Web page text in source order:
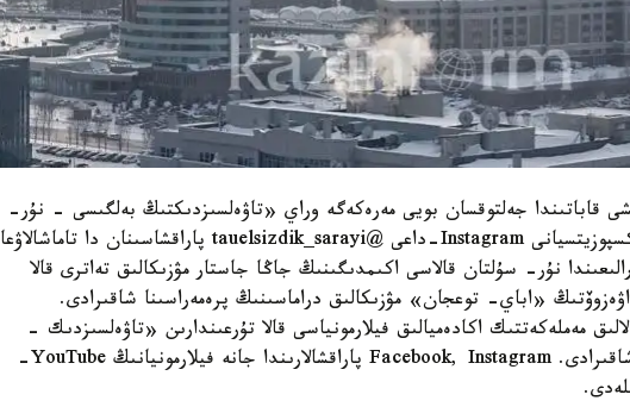
قاباتىندا جەلتوقسان بويى مەرەكەگە وراي «تاۋەلسىزدىكتىڭ بەلگىسى - نۇر-
سۇلتان» كورمەسى اشىلدى. ەكسپوزيتسيانى Instagram-داعى @tauelsizdik_sarayi پاراقشاسىنان دا تاماشالاۋعا
ارالىعىندا نۇر- سۇلتان قالاسى اكىمدىگىنىڭ جاڭا جاستار مۋزىكالىق تەاترى قالا
«اباي- توعجان» مۋزىكالىق دراماسىنىڭ پرەمەراسىنا شاقىرادى.
مەملەكەتتىك اكادەميالىق فيلارمونياسى قالا تۇرعىندارىن «تاۋەلسىزدىك -
تۇعىرىم» ونلاين كونتسەرتىنە شاقىرادى. Facebook, Instagram پاراقشالارىندا جانە فيلارمونيانىڭ YouTube-